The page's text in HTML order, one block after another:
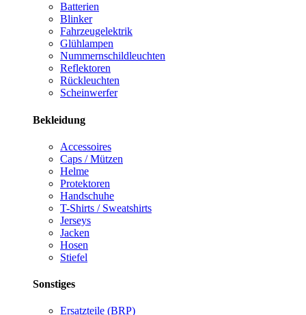
Batterien
Blinker
Fahrzeugelektrik
Glühlampen
Nummernschildleuchten
Reflektoren
Rückleuchten
Scheinwerfer
Bekleidung
Accessoires
Caps / Mützen
Helme
Protektoren
Handschuhe
T-Shirts / Sweatshirts
Jerseys
Jacken
Hosen
Stiefel
Sonstiges
Ersatzteile (BRP)